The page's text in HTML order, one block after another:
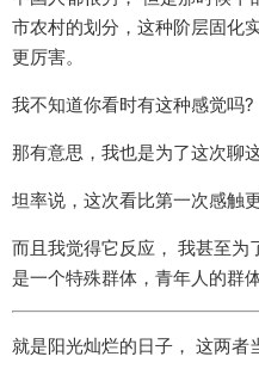
市农村的划分，这种阶层固化
更厉害。
我不知道你看时有这种感觉吗?
那有意思，我也是为了这次聊
坦率说，这次看比第一次感触更
而且我觉得它反应， 我甚至为
是一个特殊群体，青年人的群体
就是阳光灿烂的日子， 这两者